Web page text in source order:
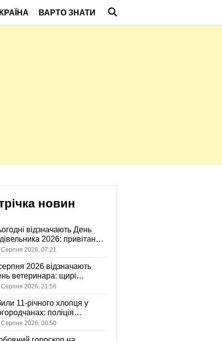
ВАРТО ЗНАТИ
новин
відзначають День
2026: привітання
тих, хто відбудовує Україну
Серпня 2026, 07:21
2026 відзначають
ветеринара: щирі
картинки та
Серпня 2026, 21:56
11-річного хлопця у
поліція
обставини ДТП
Серпня 2026, 08:50